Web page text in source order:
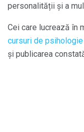
personalității și a
Cei care lucrează în
cursuri de psihologie
și publicarea